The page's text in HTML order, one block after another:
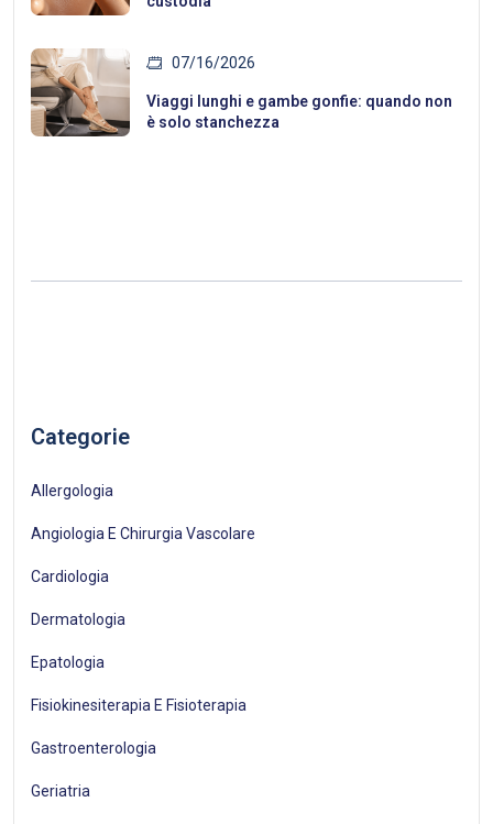
07/16/2026
Viaggi lunghi e gambe gonfie: quando non
è solo stanchezza
Categorie
Allergologia
Angiologia E Chirurgia Vascolare
Cardiologia
Dermatologia
Epatologia
Fisiokinesiterapia E Fisioterapia
Gastroenterologia
Geriatria